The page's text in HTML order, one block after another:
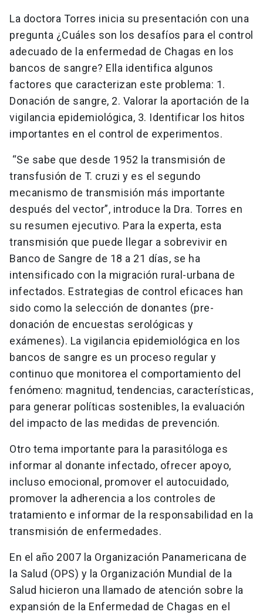
La doctora Torres inicia su presentación con una
pregunta ¿Cuáles son los desafíos para el control
adecuado de la enfermedad de Chagas en los
bancos de sangre? Ella identifica algunos
factores que caracterizan este problema: 1.
Donación de sangre, 2. Valorar la aportación de la
vigilancia epidemiológica, 3. Identificar los hitos
importantes en el control de experimentos.
“Se sabe que desde 1952 la transmisión de
transfusión de T. cruzi y es el segundo
mecanismo de transmisión más importante
después del vector”, introduce la Dra. Torres en
su resumen ejecutivo. Para la experta, esta
transmisión que puede llegar a sobrevivir en
Banco de Sangre de 18 a 21 días, se ha
intensificado con la migración rural-urbana de
infectados. Estrategias de control eficaces han
sido como la selección de donantes (pre-
donación de encuestas serológicas y
exámenes). La vigilancia epidemiológica en los
bancos de sangre es un proceso regular y
continuo que monitorea el comportamiento del
fenómeno: magnitud, tendencias, características,
para generar políticas sostenibles, la evaluación
del impacto de las medidas de prevención.
Otro tema importante para la parasitóloga es
informar al donante infectado, ofrecer apoyo,
incluso emocional, promover el autocuidado,
promover la adherencia a los controles de
tratamiento e informar de la responsabilidad en la
transmisión de enfermedades.
En el año 2007 la Organización Panamericana de
la Salud (OPS) y la Organización Mundial de la
Salud hicieron una llamado de atención sobre la
expansión de la Enfermedad de Chagas en el